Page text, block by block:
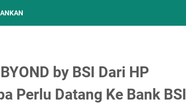
by BSI Dari HP
Perlu Datang Ke Bank BSI